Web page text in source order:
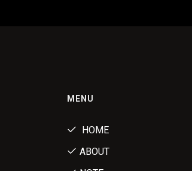
MENU
HOME
ABOUT